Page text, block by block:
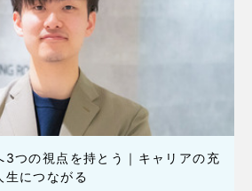
3つの視点を持とう｜キャリアの充
生につながる